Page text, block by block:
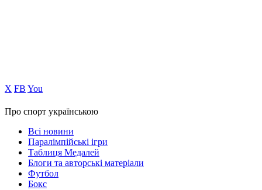
Х FB You
Про спорт українською
Всі новини
Паралімпійські ігри
Таблиця Медалей
Блоги та авторські матеріали
Футбол
Бокс